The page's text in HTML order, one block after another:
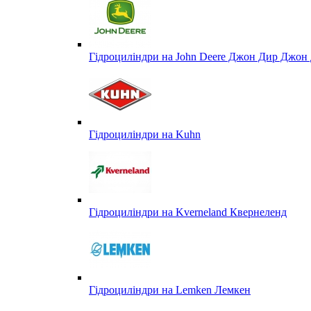
Гідроциліндри на John Deere Джон Дир Джон
Гідроциліндри на Kuhn
Гідроциліндри на Kverneland Квернеленд
Гідроциліндри на Lemken Лемкен